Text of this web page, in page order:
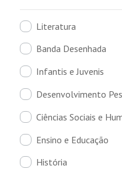
Literatura
Banda Desenhada
Infantis e Juvenis
Desenvolvimento
Ciências Sociais e
Ensino e Educação
História